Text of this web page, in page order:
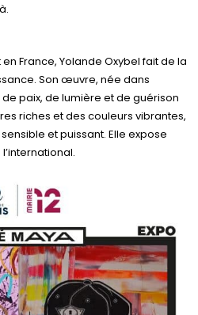
France, Yolande Oxybel fait de la
Son œuvre, née dans
paix, de lumière et de guérison
riches et des couleurs vibrantes,
et puissant. Elle expose